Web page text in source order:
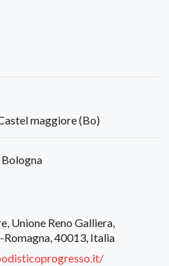
maggiore (Bo)
Unione Reno Galliera,
Romagna, 40013, Italia